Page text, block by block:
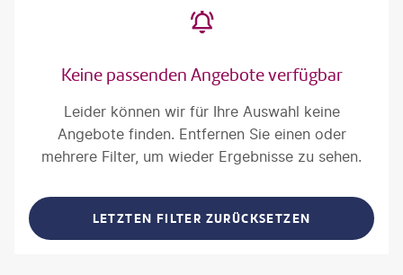
Keine passenden Angebote verfügbar
Leider können wir für Ihre Auswahl keine
Angebote finden. Entfernen Sie einen oder
mehrere Filter, um wieder Ergebnisse zu sehen.
LETZTEN FILTER ZURÜCKSETZEN